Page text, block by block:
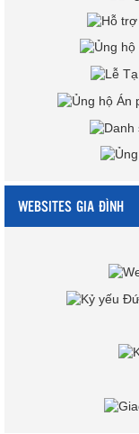
WEBSITES GIA ĐÌNH